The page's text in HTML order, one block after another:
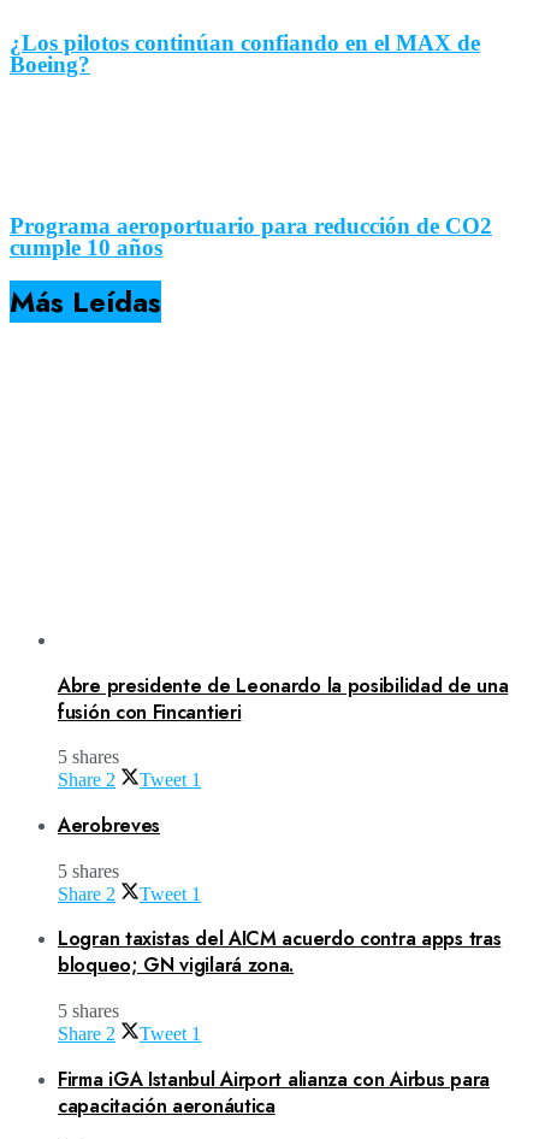
¿Los pilotos continúan confiando en el MAX de
Boeing?
Programa aeroportuario para reducción de CO2
cumple 10 años
Más Leídas
Abre presidente de Leonardo la posibilidad de una
fusión con Fincantieri
5 shares
Share 2 Tweet 1
Aerobreves
5 shares
Share 2 Tweet 1
Logran taxistas del AICM acuerdo contra apps tras
bloqueo; GN vigilará zona.
5 shares
Share 2 Tweet 1
Firma iGA Istanbul Airport alianza con Airbus para
capacitación aeronáutica